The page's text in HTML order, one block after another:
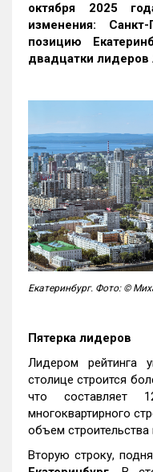
октября 2025
изменения:
позицию
двадцатки лидеров
Екатеринбург. Фото: ©
Пятерка лидеров
Лидером рейтинга
столице строится
что составляет
многоквартирного
объем
Вторую строку,